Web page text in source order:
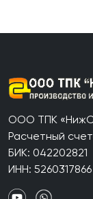
ООО ТПК
Расчетный
БИК: 042202821
ИНН: